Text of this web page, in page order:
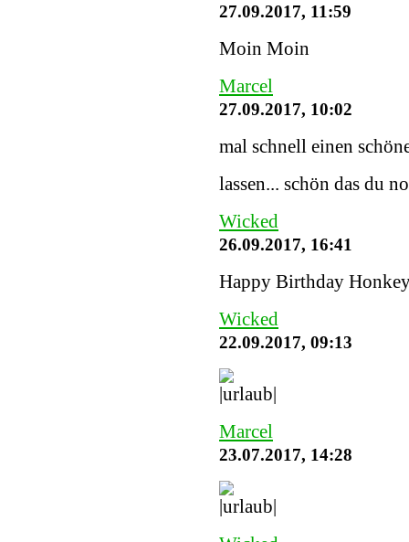
27.09.2017, 11:59
Moin Moin
Marcel
27.09.2017, 10:02
mal schnell einen
lassen... schön das du
Wicked
26.09.2017, 16:41
Happy Birthday
Wicked
22.09.2017, 09:13
Marcel
23.07.2017, 14:28